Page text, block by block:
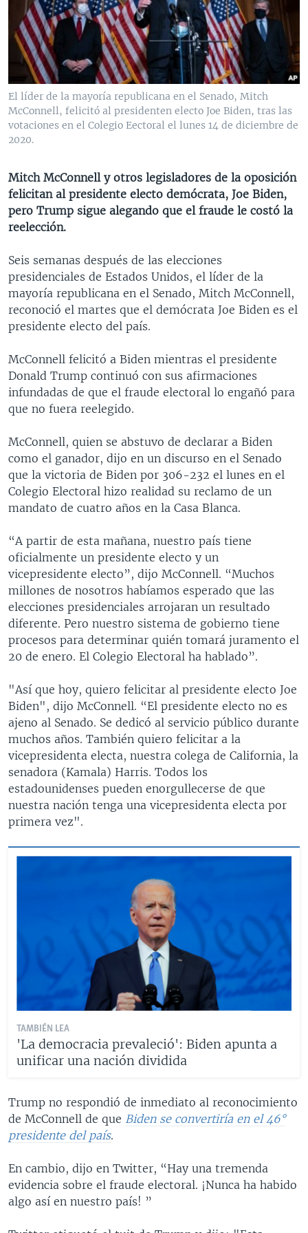
VENEZUELA
BRASIL
NICARAGUA
ECONOMÍA
ENTRETENIMIENTO Y CULTURA
TECNOLOGÍA
DEPORTES
CIENCIA Y SALUD
MULTIMEDIA
VIDEOS
FOTOGRAFÍA
AUDIOS
PROGRAMAS TV
EL MUNDO AL DÍA
FORO INTERAMERICANO
VISIÓN 360
LAS CLAVES
RADIO
AVANCE INFORMATIVO
AUDIONOTICIAS
BUENOS DÍAS AMÉRICA
EL MUNDO AL DÍA [RADIO]
FORO [RADIO]
DEPORTIVO INTERNACIONAL
NOTA ECONÓMICA
ENTRETENIMIENTO
DIRECT
DOCUMENTALES DE LA VOA
SÍGANOS
El líder de la mayoría republicana en el Senado, Mitch
McConnell, felicitó al presidenten electo Joe Biden, tras las
votaciones en el Colegio Eectoral el lunes 14 de diciembre de
2020.
Mitch McConnell y otros legisladores de la oposición
felicitan al presidente electo demócrata, Joe Biden,
pero Trump sigue alegando que el fraude le costó la
reelección.
Seis semanas después de las elecciones
presidenciales de Estados Unidos, el líder de la
mayoría republicana en el Senado, Mitch McConnell,
reconoció el martes que el demócrata Joe Biden es el
presidente electo del país.
McConnell felicitó a Biden mientras el presidente
Donald Trump continuó con sus afirmaciones
infundadas de que el fraude electoral lo engañó para
que no fuera reelegido.
McConnell, quien se abstuvo de declarar a Biden
como el ganador, dijo en un discurso en el Senado
que la victoria de Biden por 306-232 el lunes en el
Colegio Electoral hizo realidad su reclamo de un
mandato de cuatro años en la Casa Blanca.
“A partir de esta mañana, nuestro país tiene
oficialmente un presidente electo y un
vicepresidente electo”, dijo McConnell. “Muchos
millones de nosotros habíamos esperado que las
elecciones presidenciales arrojaran un resultado
diferente. Pero nuestro sistema de gobierno tiene
procesos para determinar quién tomará juramento el
20 de enero. El Colegio Electoral ha hablado”.
"Así que hoy, quiero felicitar al presidente electo Joe
Biden", dijo McConnell. “El presidente electo no es
ajeno al Senado. Se dedicó al servicio público durante
muchos años. También quiero felicitar a la
vicepresidenta electa, nuestra colega de California, la
senadora (Kamala) Harris. Todos los
estadounidenses pueden enorgullecerse de que
nuestra nación tenga una vicepresidenta electa por
primera vez".
TAMBIÉN LEA
'La democracia prevaleció': Biden apunta a
unificar una nación dividida
Trump no respondió de inmediato al reconocimiento
de McConnell de que Biden se convertiría en el 46°
presidente del país.
En cambio, dijo en Twitter, “Hay una tremenda
evidencia sobre el fraude electoral. ¡Nunca ha habido
algo así en nuestro país! ”